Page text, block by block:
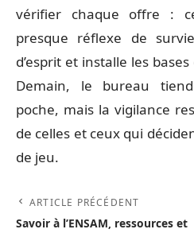
vérifier chaque offre :
presque réflexe de
d’esprit et installe les
Demain, le bureau
poche, mais la vigilance
de celles et ceux qui
de jeu.
ARTICLE PRÉCÉDENT
Savoir à l’ENSAM, ressources et